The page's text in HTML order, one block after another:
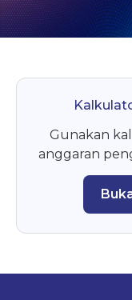
Gunakan
anggaran